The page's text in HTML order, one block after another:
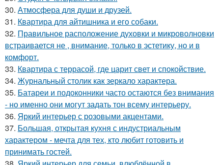
30. Атмосфера для души и друзей.
31. Квартира для айтишника и его собаки.
32. Правильное расположение духовки и микроволновки
встраивается не , внимание, только в эстетику, но и в
комфорт.
33. Квартира с террасой, где царит свет и спокойствие.
34. Журнальный столик как зеркало характера.
35. Батареи и подоконники часто остаются без внимания
- но именно они могут задать тон всему интерьеру.
36. Яркий интерьер с розовыми акцентами.
37. Большая, открытая кухня с индустриальным
характером - мечта для тех, кто любит готовить и
принимать гостей.